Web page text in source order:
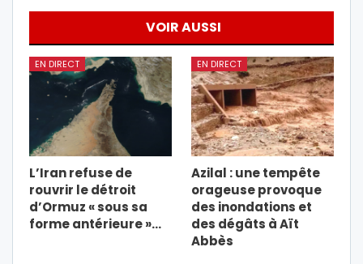
VOIR AUSSI
EN DIRECT
L’Iran refuse de
rouvrir le détroit
d’Ormuz « sous sa
forme antérieure »…
EN DIRECT
Azilal : une tempête
orageuse provoque
des inondations et
des dégâts à Aït
Abbès